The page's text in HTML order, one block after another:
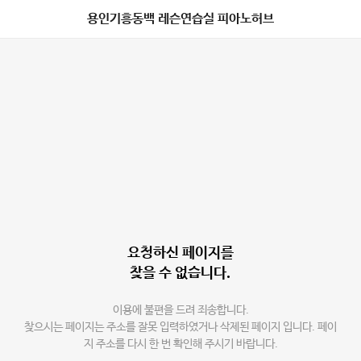
용인기흥동백 레슨연습실 피아노허브
요청하신 페이지를
찾을 수 없습니다.
이용에 불편을 드려 죄송합니다.
찾으시는 페이지는 주소를 잘못 입력하였거나 삭제된 페이지 입니다. 페이
지 주소를 다시 한 번 확인해 주시기 바랍니다.